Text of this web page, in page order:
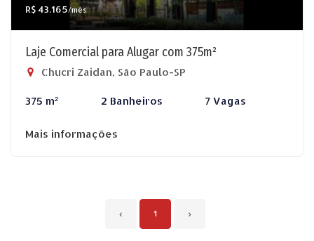
R$ 43.165/mês
Laje Comercial para Alugar com 375m²
Chucri Zaidan, São Paulo-SP
375 m² 2 Banheiros 7 Vagas
Mais informações
‹ 1 ›